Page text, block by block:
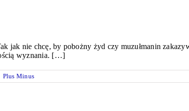
jak nie chcę, by pobożny żyd czy muzułmanin
wyznania. […]
Plus Minus